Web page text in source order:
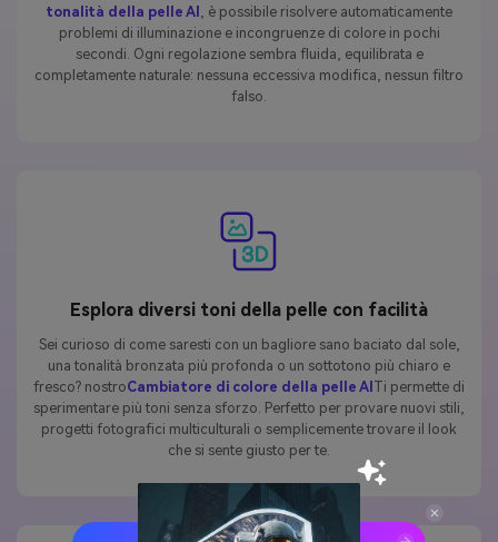
tonalità della pelle AI
, è possibile risolvere automaticamente
problemi di illuminazione e incongruenze di colore in pochi
secondi. Ogni regolazione sembra fluida, equilibrata e
completamente naturale: nessuna eccessiva modifica, nessun filtro
falso.
Esplora diversi toni della pelle con facilità
Sei curioso di come saresti con un bagliore sano baciato dal sole,
una tonalità bronzata più profonda o un sottotono più chiaro e
fresco? nostroCambiatore di colore della pelle AI Ti permette di
sperimentare più toni senza sforzo. Perfetto per provare nuovi stili,
progetti fotografici multiculturali o semplicemente trovare il look
che si sente giusto per te.